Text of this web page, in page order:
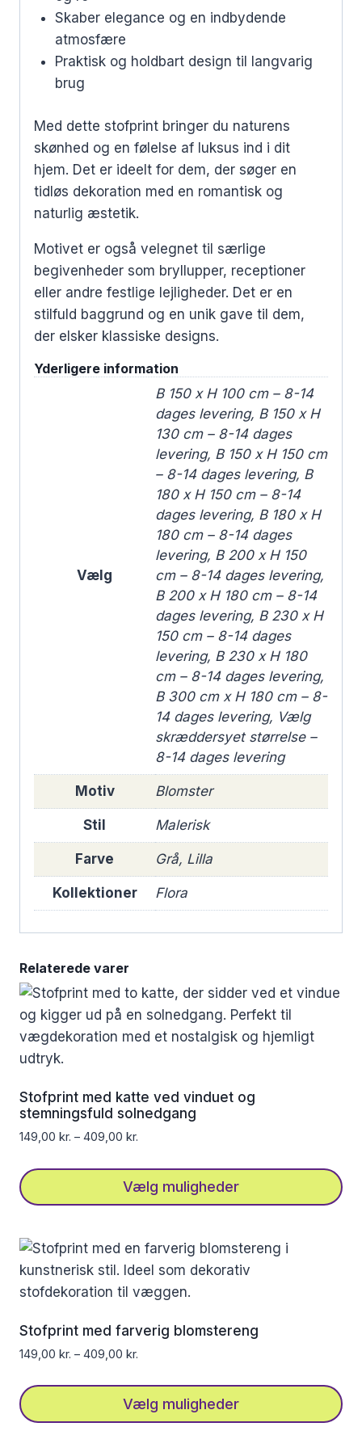
Skaber elegance og en indbydende
atmosfære
Praktisk og holdbart design til langvarig
brug
Med dette stofprint bringer du naturens
skønhed og en følelse af luksus ind i dit
hjem. Det er ideelt for dem, der søger en
tidløs dekoration med en romantisk og
naturlig æstetik.
Motivet er også velegnet til særlige
begivenheder som bryllupper, receptioner
eller andre festlige lejligheder. Det er en
stilfuld baggrund og en unik gave til dem,
der elsker klassiske designs.
Yderligere information
Vælg
B 150 x H 100 cm – 8-14
dages levering, B 150 x H
130 cm – 8-14 dages
levering, B 150 x H 150 cm
– 8-14 dages levering, B
180 x H 150 cm – 8-14
dages levering, B 180 x H
180 cm – 8-14 dages
levering, B 200 x H 150
cm – 8-14 dages levering,
B 200 x H 180 cm – 8-14
dages levering, B 230 x H
150 cm – 8-14 dages
levering, B 230 x H 180
cm – 8-14 dages levering,
B 300 cm x H 180 cm – 8-
14 dages levering, Vælg
skræddersyet størrelse –
8-14 dages levering
Motiv Blomster
Stil Malerisk
Farve Grå, Lilla
Kollektioner Flora
Relaterede varer
Stofprint med katte ved vinduet og
stemningsfuld solnedgang
149,00 kr. – 409,00 kr.
Vælg muligheder
vare
har
flere
varianter.
Mulighederne
kan
på
varesiden
Stofprint med farverig blomstereng
149,00 kr. – 409,00 kr.
Vælg muligheder